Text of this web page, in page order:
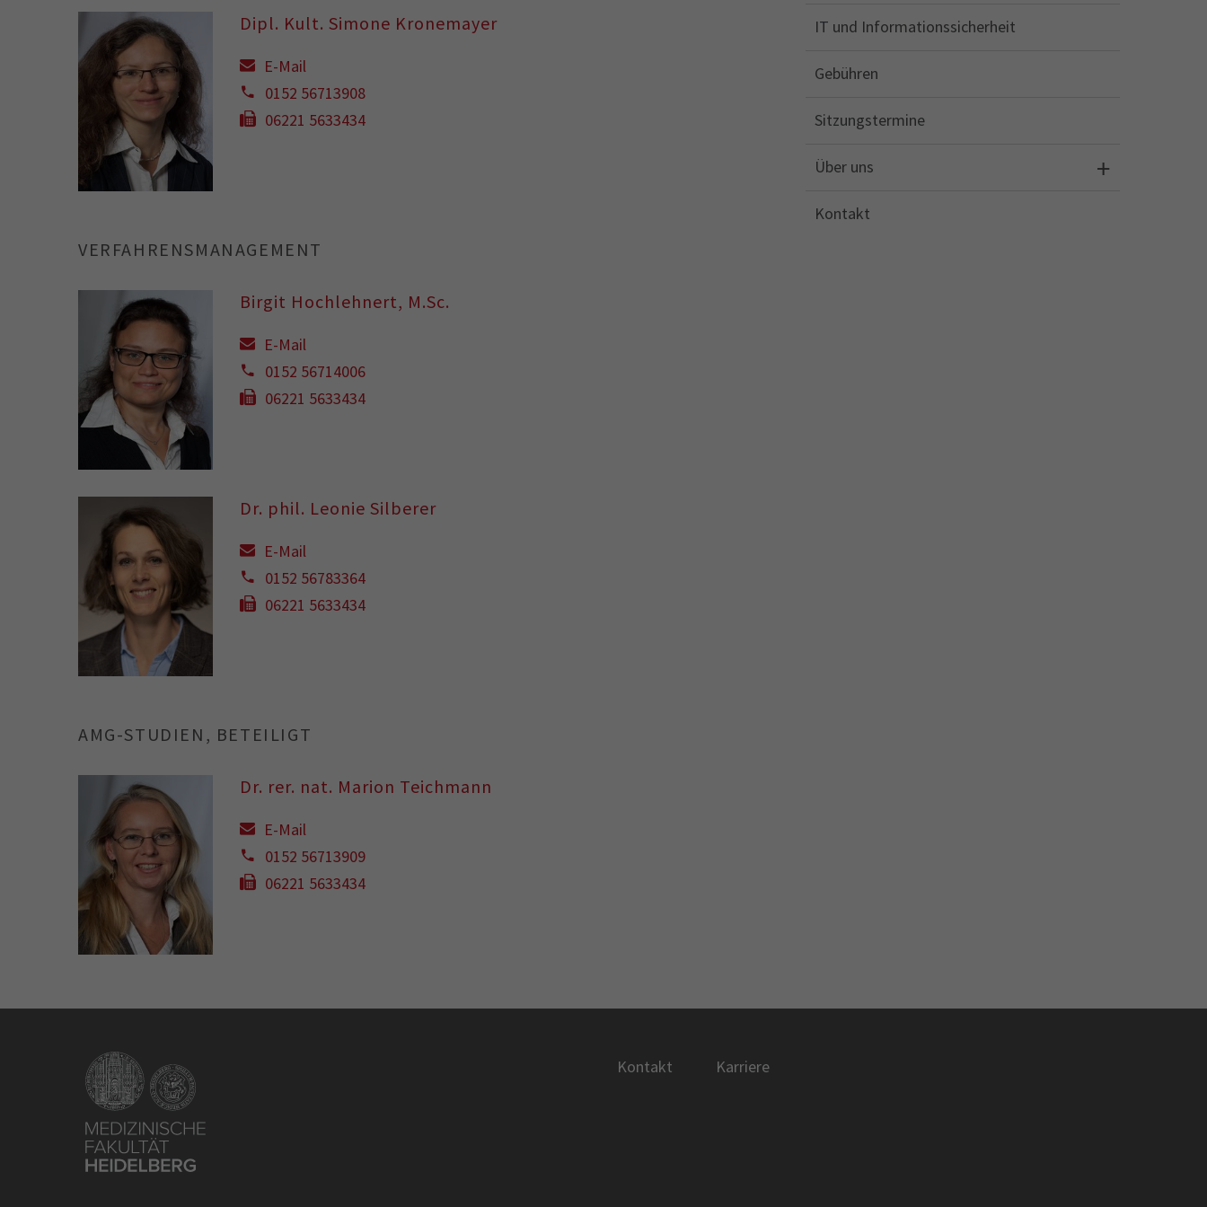
Dipl. Kult. Simone Kronemayer
E-Mail
0152 56713908
06221 5633434
VERFAHRENSMANAGEMENT
Birgit Hochlehnert, M.Sc.
E-Mail
0152 56714006
06221 5633434
Dr. phil. Leonie Silberer
E-Mail
0152 56783364
06221 5633434
AMG-STUDIEN, BETEILIGT
Dr. rer. nat. Marion Teichmann
E-Mail
0152 56713909
06221 5633434
IT und Informationssicherheit
Gebühren
Sitzungstermine
Über uns
Kontakt
Kontakt Karriere